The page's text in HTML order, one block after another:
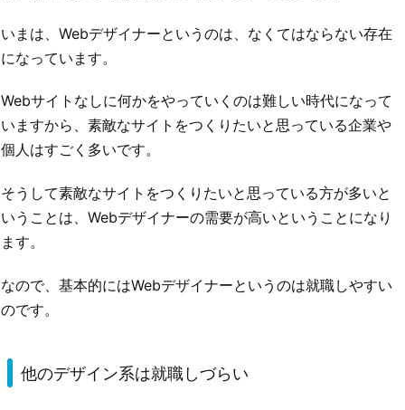
いまは、Webデザイナーというのは、なくてはならない存在
になっています。
Webサイトなしに何かをやっていくのは難しい時代になって
いますから、素敵なサイトをつくりたいと思っている企業や
個人はすごく多いです。
そうして素敵なサイトをつくりたいと思っている方が多いと
いうことは、Webデザイナーの需要が高いということになり
ます。
なので、基本的にはWebデザイナーというのは就職しやすい
のです。
他のデザイン系は就職しづらい